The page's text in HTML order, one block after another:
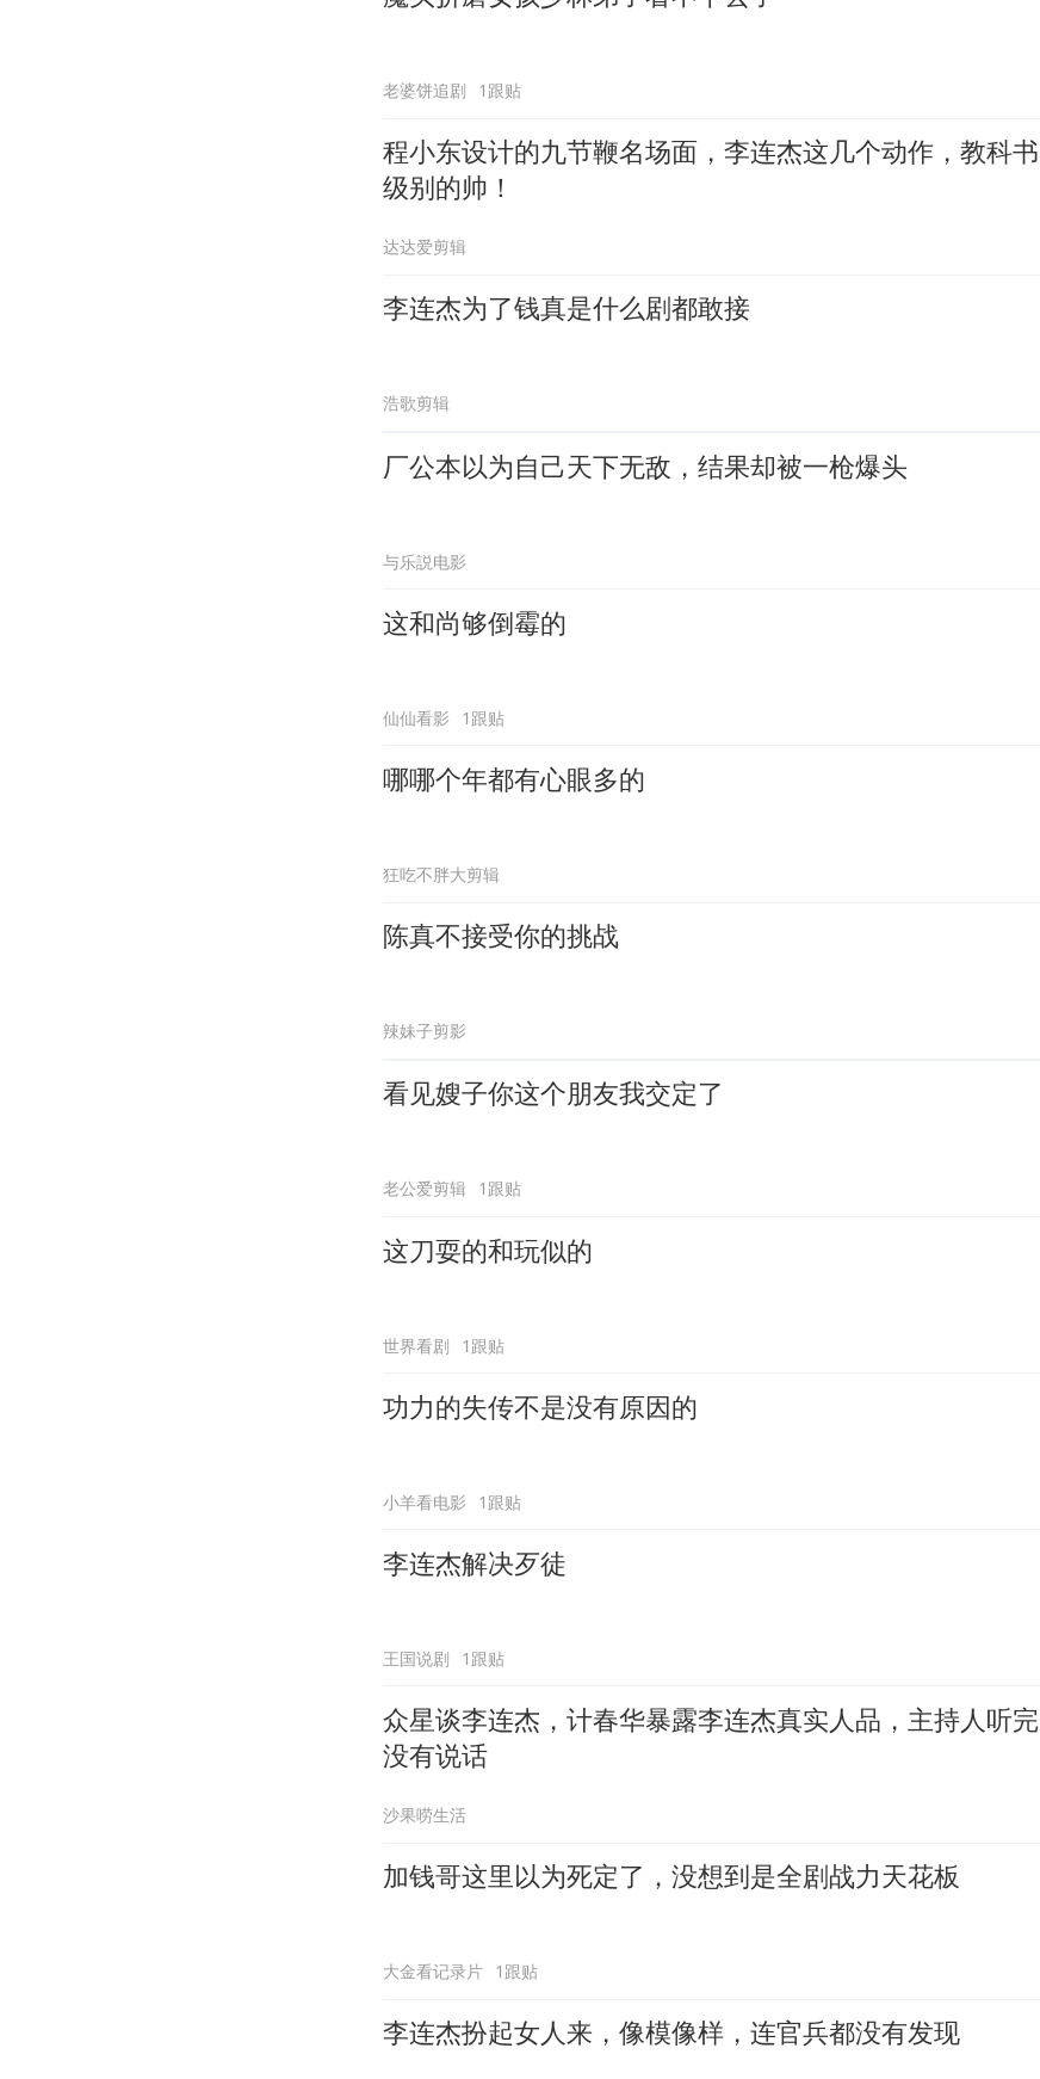
老婆饼追剧 1跟贴
程小东设计的九节鞭名场面，李连杰这几个动作，教科书
级别的帅！
达达爱剪辑
李连杰为了钱真是什么剧都敢接
浩歌剪辑
厂公本以为自己天下无敌，结果却被一枪爆头
与乐説电影
这和尚够倒霉的
仙仙看影 1跟贴
哪哪个年都有心眼多的
狂吃不胖大剪辑
陈真不接受你的挑战
辣妹子剪影
看见嫂子你这个朋友我交定了
老公爱剪辑 1跟贴
这刀耍的和玩似的
世界看剧 1跟贴
功力的失传不是没有原因的
小羊看电影 1跟贴
李连杰解决歹徒
王国说剧 1跟贴
众星谈李连杰，计春华暴露李连杰真实人品，主持人听完
没有说话
沙果唠生活
加钱哥这里以为死定了，没想到是全剧战力天花板
大金看记录片 1跟贴
李连杰扮起女人来，像模像样，连官兵都没有发现